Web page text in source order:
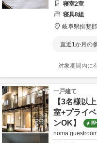
寝室2室
寝具8組
岐阜県揖斐郡
直近1か月の
対象期間内に
一戸建て
【3名様以
室+プライ
ンOK】
noma